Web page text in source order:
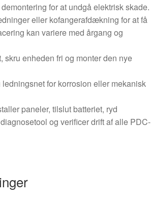
for at undgå elektrisk skade.
eller kofangerafdækning for at få
kan variere med årgang og
skru enheden fri og monter den nye
for korrosion eller mekanisk
paneler, tilslut batteriet, ryd
og verificer drift af alle PDC-